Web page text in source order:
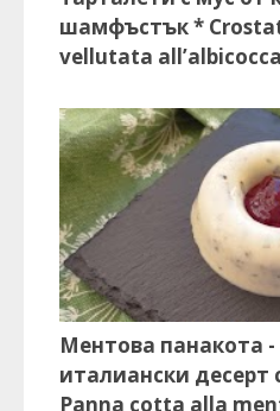
шамфъстък *
vellutata
Ментова панакота
италиански десерт
Panna cotta alla